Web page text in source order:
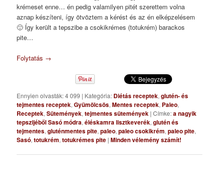
krémeset enne… én pedig valamilyen pitét szerettem volna
aznap készíteni, így ötvöztem a kérést és az én elképzelésem
🙂 Így került a tepszibe a csokikrémes (totukrém) barackos
pite…
Folytatás →
Ennyien olvasták: 4 099 | Kategória: Diétás receptek,glutén- és
tejmentes receptek,Gyümölcsös,Mentes receptek, Paleo,
Receptek,Sütemények,tejmentes sütemények |Címke:a nagyik
tepszijéből Sasó módra,éléskamra lisztkeverék,glutén és
tejmentes,gluténmentes pite,paleo,paleo csokikrém,paleo pite,
Sasó,totukrém,totukrémes pite |Minden vélemény számít!